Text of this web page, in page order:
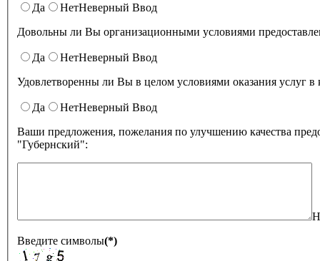
Да НетНеверный Ввод
Довольны ли Вы организационными условиями
Да НетНеверный Ввод
Удовлетворенны ли Вы в целом условиями
Да НетНеверный Ввод
Ваши предложения, пожелания по улучшению качества
"Губернский":
Введите символы(*)